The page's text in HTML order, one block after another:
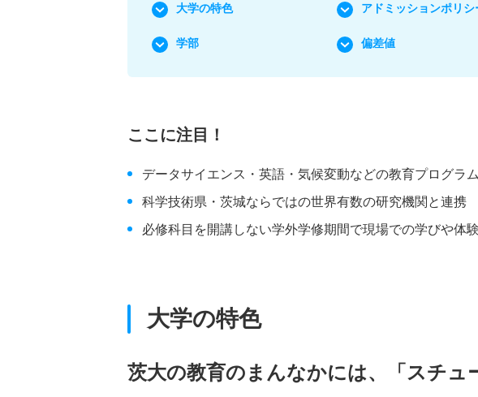
大学の特色 アドミッションポリシ
学部 偏差値
ここに注目！
データサイエンス・英語・気候変動などの教育プログラ
科学技術県・茨城ならではの世界有数の研究機関と連携
必修科目を開講しない学外学修期間で現場での学びや体
大学の特色
茨大の教育のまんなかには、「スチュ